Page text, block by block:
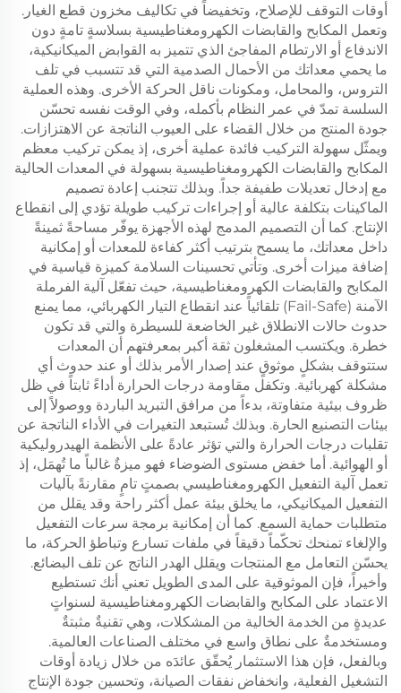
أوقات التوقف للإصلاح، وتخفيضاً في تكاليف مخزون قطع الغيار.
وتعمل المكابح والقابضات الكهرومغناطيسية بسلاسةٍ تامةٍ دون
الاندفاع أو الارتطام المفاجئ الذي تتميز به القوابض الميكانيكية،
ما يحمي معداتك من الأحمال الصدمية التي قد تتسبب في تلف
التروس، والمحامل، ومكونات ناقل الحركة الأخرى. وهذه العملية
السلسة تمدّ في عمر النظام بأكمله، وفي الوقت نفسه تحسّن
جودة المنتج من خلال القضاء على العيوب الناتجة عن الاهتزازات.
ويمثّل سهولة التركيب فائدة عملية أخرى، إذ يمكن تركيب معظم
المكابح والقابضات الكهرومغناطيسية بسهولة في المعدات الحالية
مع إدخال تعديلات طفيفة جداً. وبذلك تتجنب إعادة تصميم
الماكينات بتكلفة عالية أو إجراءات تركيب طويلة تؤدي إلى انقطاع
الإنتاج. كما أن التصميم المدمج لهذه الأجهزة يوفّر مساحةً ثمينةً
داخل معداتك، ما يسمح بترتيب أكثر كفاءة للمعدات أو إمكانية
إضافة ميزات أخرى. وتأتي تحسينات السلامة كميزة قياسية في
المكابح والقابضات الكهرومغناطيسية، حيث تفعّل آلية الفرملة
الآمنة (Fail-Safe) تلقائياً عند انقطاع التيار الكهربائي، مما يمنع
حدوث حالات الانطلاق غير الخاضعة للسيطرة والتي قد تكون
خطرة. ويكتسب المشغلون ثقة أكبر بمعرفتهم أن المعدات
ستتوقف بشكلٍ موثوقٍ عند إصدار الأمر بذلك أو عند حدوث أي
مشكلة كهربائية. وتكفل مقاومة درجات الحرارة أداءً ثابتاً في ظل
ظروف بيئية متفاوتة، بدءاً من مرافق التبريد الباردة ووصولاً إلى
بيئات التصنيع الحارة. وبذلك تُستبعد التغيرات في الأداء الناتجة عن
تقلبات درجات الحرارة والتي تؤثر عادةً على الأنظمة الهيدروليكية
أو الهوائية. أما خفض مستوى الضوضاء فهو ميزةٌ غالباً ما تُهمَل، إذ
تعمل آلية التفعيل الكهرومغناطيسي بصمتٍ تامٍ مقارنةً بآليات
التفعيل الميكانيكي، ما يخلق بيئة عمل أكثر راحة وقد يقلل من
متطلبات حماية السمع. كما أن إمكانية برمجة سرعات التفعيل
والإلغاء تمنحك تحكّماً دقيقاً في ملفات تسارع وتباطؤ الحركة، ما
يحسّن التعامل مع المنتجات ويقلل الهدر الناتج عن تلف البضائع.
وأخيراً، فإن الموثوقية على المدى الطويل تعني أنك تستطيع
الاعتماد على المكابح والقابضات الكهرومغناطيسية لسنواتٍ
عديدةٍ من الخدمة الخالية من المشكلات، وهي تقنيةٌ مثبتةٌ
ومستخدمةٌ على نطاق واسع في مختلف الصناعات العالمية.
وبالفعل، فإن هذا الاستثمار يُحقّق عائدَه من خلال زيادة أوقات
التشغيل الفعلية، وانخفاض نفقات الصيانة، وتحسين جودة الإنتاج